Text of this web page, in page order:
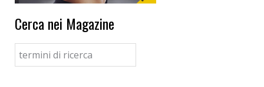
Cerca nei Magazine